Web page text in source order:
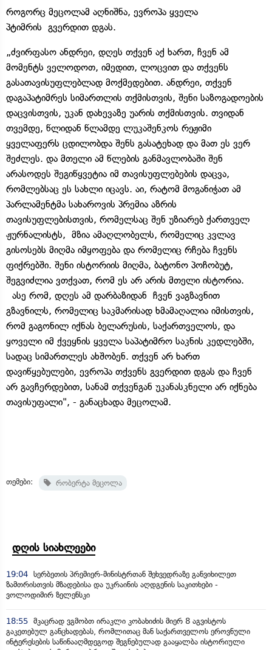
როგორც მეცოლამ აღნიშნა, ევროპა ყველა
პტიმრის გვერდით დგას.
„ძვირფასო ანდრეი, დღეს თქვენ აქ ხართ, ჩვენ ამ
მომენტს ველოდოთ, იმედით, ლოცვით და თქვენს
გასათავისუფლებლად მოქმედებით. ანდრეი, თქვენ
დაგაპატიმრეს სიმართლის თქმისთვის, შენი საზოგადოების
დაცვისთვის, უკან დახევაზე უარის თქმისთვის. თვიდან
თვემდე, წლიდან წლამდე ლუკაშენკოს რეჟიმი
ყველაფერს ცდილობდა შენს გასატეხად და მათ ეს ვერ
შეძლეს. და მთელი ამ წლების განმავლობაში შენ
არასოდეს შეგიწყვეტია იმ თავისუფლებების დაცვა,
რომლებსაც ეს სახლი იცავს. აი, რატომ მოგანიჭათ ამ
პარლამენტმა სახაროვის პრემია აზრის
თავისუფლებისთვის, რომელსაც შენ უზიარებ ქართველ
ჟურნალისტს, მზია ამაღლობელს, რომელიც კვლავ
გისოსებს მიღმა იმყოფება და რომელიც რჩება ჩვენს
ფიქრებში. შენი ისტორიის მიღმა, ბატონო პოჩობუტ,
შეგვიძლია ვთქვათ, რომ ეს არ არის მთელი ისტორია.
ასე რომ, დღეს ამ დარბაზიდან ჩვენ ვაგზავნით
გზავნილს, რომელიც საკმარისად ხმამაღალია იმისთვის,
რომ გაგონილ იქნას ბელარუსის, საქართველოს, და
ყოველი იმ ქვეყნის ყველა საპატიმრო საკნის კედლებში,
სადაც სიმართლეს ახშობენ. თქვენ არ ხართ
დავიწყებულები, ევროპა თქვენს გვერდით დგას და ჩვენ
არ გავჩერდებით, სანამ თქვენგან უკანასკნელი არ იქნება
თავისუფალი", - განაცხადა მეცოლამ.
თემები: რობერტა მეცოლა
დღის სიახლეები
19:04 სერბეთის პრემიერ-მინისტრთან შეხვედრაზე განვიხილეთ
ზამთრისთვის მზადებისა და უკრაინის აღდგენის საკითხები -
ვოლოდიმირ ზელენსკი
18:55 მკაცრად ვგმობთ ირაკლი კობახიძის მიერ 8 აგვისტოს
გაკეთებულ განცხადებას, რომლითაც მან საქართველოს ეროვნული
ინტერესების საწინააღმდეგოდ შეგნებულად გააყალბა ისტორიული